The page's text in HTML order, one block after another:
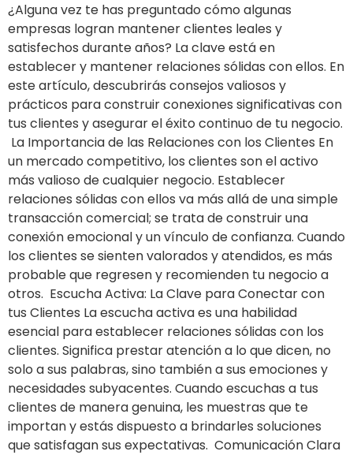
¿Alguna vez te has preguntado cómo algunas
empresas logran mantener clientes leales y
satisfechos durante años? La clave está en
establecer y mantener relaciones sólidas con ellos. En
este artículo, descubrirás consejos valiosos y
prácticos para construir conexiones significativas con
tus clientes y asegurar el éxito continuo de tu negocio.
La Importancia de las Relaciones con los Clientes En
un mercado competitivo, los clientes son el activo
más valioso de cualquier negocio. Establecer
relaciones sólidas con ellos va más allá de una simple
transacción comercial; se trata de construir una
conexión emocional y un vínculo de confianza. Cuando
los clientes se sienten valorados y atendidos, es más
probable que regresen y recomienden tu negocio a
otros. Escucha Activa: La Clave para Conectar con
tus Clientes La escucha activa es una habilidad
esencial para establecer relaciones sólidas con los
clientes. Significa prestar atención a lo que dicen, no
solo a sus palabras, sino también a sus emociones y
necesidades subyacentes. Cuando escuchas a tus
clientes de manera genuina, les muestras que te
importan y estás dispuesto a brindarles soluciones
que satisfagan sus expectativas. Comunicación Clara